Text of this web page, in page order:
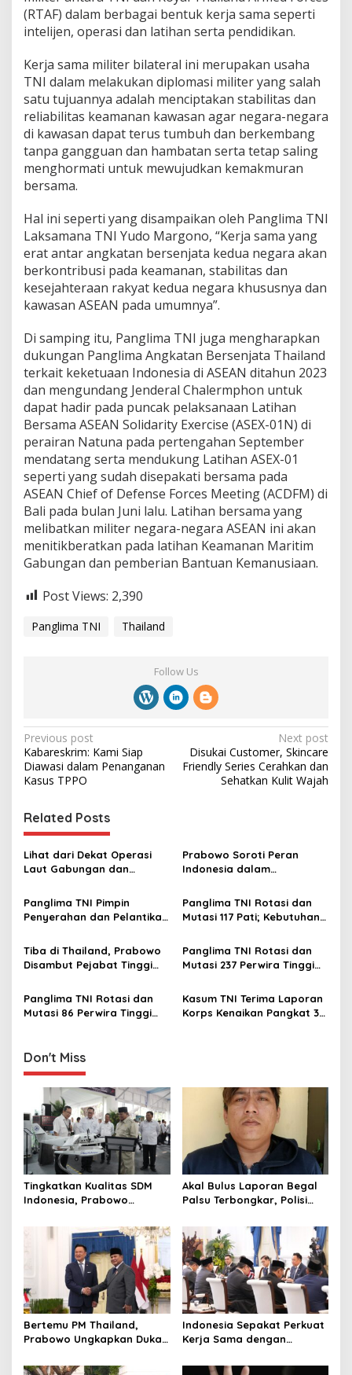
(RTAF) dalam berbagai bentuk kerja sama seperti
intelijen, operasi dan latihan serta pendidikan.
Kerja sama militer bilateral ini merupakan usaha
TNI dalam melakukan diplomasi militer yang salah
satu tujuannya adalah menciptakan stabilitas dan
reliabilitas keamanan kawasan agar negara-negara
di kawasan dapat terus tumbuh dan berkembang
tanpa gangguan dan hambatan serta tetap saling
menghormati untuk mewujudkan kemakmuran
bersama.
Hal ini seperti yang disampaikan oleh Panglima TNI
Laksamana TNI Yudo Margono, “Kerja sama yang
erat antar angkatan bersenjata kedua negara akan
berkontribusi pada keamanan, stabilitas dan
kesejahteraan rakyat kedua negara khususnya dan
kawasan ASEAN pada umumnya”.
Di samping itu, Panglima TNI juga mengharapkan
dukungan Panglima Angkatan Bersenjata Thailand
terkait keketuaan Indonesia di ASEAN ditahun 2023
dan mengundang Jenderal Chalermphon untuk
dapat hadir pada puncak pelaksanaan Latihan
Bersama ASEAN Solidarity Exercise (ASEX-01N) di
perairan Natuna pada pertengahan September
mendatang serta mendukung Latihan ASEX-01
seperti yang sudah disepakati bersama pada
ASEAN Chief of Defense Forces Meeting (ACDFM) di
Bali pada bulan Juni lalu. Latihan bersama yang
melibatkan militer negara-negara ASEAN ini akan
menitikberatkan pada latihan Keamanan Maritim
Gabungan dan pemberian Bantuan Kemanusiaan.
Post Views: 2,390
Panglima TNI Thailand
Follow Us
P
o
s
t
n
a
v
i
g
a
t
o
Previous post
Kabareskrim: Kami Siap
Diawasi dalam Penanganan
Kasus TPPO
Next post
Disukai Customer, Skincare
Friendly Series Cerahkan dan
Sehatkan Kulit Wajah
Related Posts
Lihat dari Dekat Operasi
Laut Gabungan dan
Khusus TNI
Prabowo Soroti Peran
Indonesia dalam
Silat Thailand dan Vietnam
Panglima TNI Pimpin
Penyerahan dan Pelantikan
Panglima TNI Rotasi dan
Mutasi 117 Pati; Kebutuhan
Kepemimpinan
Tiba di Thailand, Prabowo
Disambut Pejabat Tinggi
Panglima TNI Rotasi dan
Mutasi 237 Perwira Tinggi
Panglima TNI Rotasi dan
Mutasi 86 Perwira Tinggi
Kasum TNI Terima Laporan
Korps Kenaikan Pangkat 32
Don't Miss
Tingkatkan Kualitas SDM
Indonesia, Prabowo
hingga Undang Universitas
Terbaik Dunia
Akal Bulus Laporan Begal
Palsu Terbongkar, Polisi
Perusahaan untuk Crypto
Bertemu PM Thailand,
Prabowo Ungkapkan Duka
Selamat Ulang Tahun ke
Indonesia Sepakat Perkuat
Kerja Sama dengan
hingga Ekonomi Digital